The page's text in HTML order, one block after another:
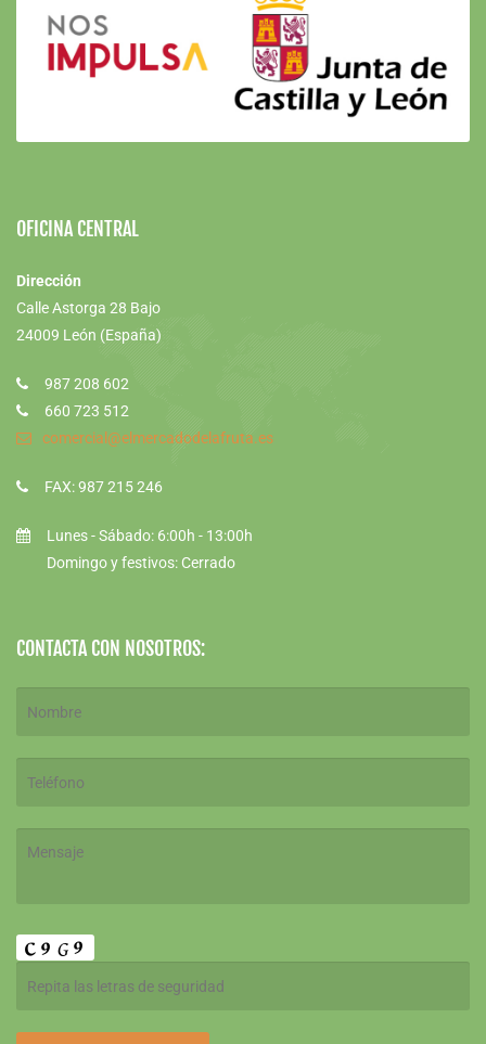
OFICINA CENTRAL
Dirección
Calle Astorga 28 Bajo
24009 León (España)
987 208 602
660 723 512
comercial@elmercadodelafruta.es
FAX: 987 215 246
Lunes - Sábado: 6:00h - 13:00h
Domingo y festivos: Cerrado
CONTACTA CON NOSOTROS: